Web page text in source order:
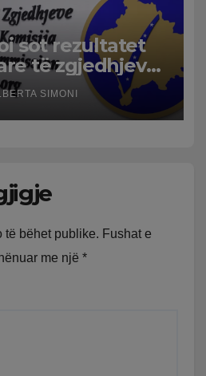
sot rezultatet
të zgjedhjeve
Hapet rruga
e institucioneve
SIMONI
të bëhet publike. Fushat e
me një *